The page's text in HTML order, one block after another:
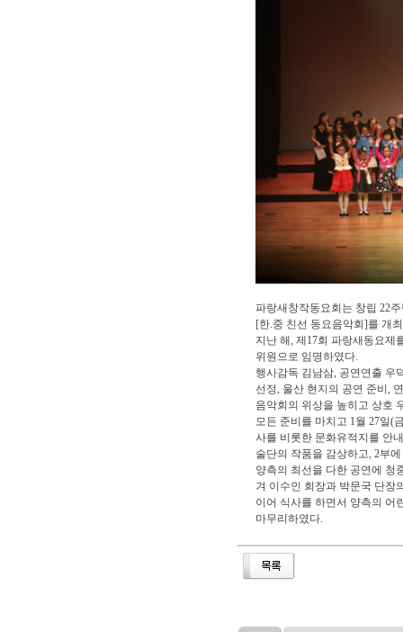
파랑새창작동요회는 창립 22
[한.중 친선 동요음악회]를 개
지난 해, 제17회 파랑새동요제
위원으로
행사감독 김남삼, 공연연출 우
선정, 울산 현지의 공연 준비,
음악회의 위상을 높히고 상호
모든 준비를 마치고 1월 27일(
사를 비롯한 문화유적지를 안
술단의 작품을 감상하고, 2부
양측의 최선을 다한 공연에 청
겨 이수인 회장과 박문국 단장
이어 식사를 하면서 양측의 어
마무리하였다.